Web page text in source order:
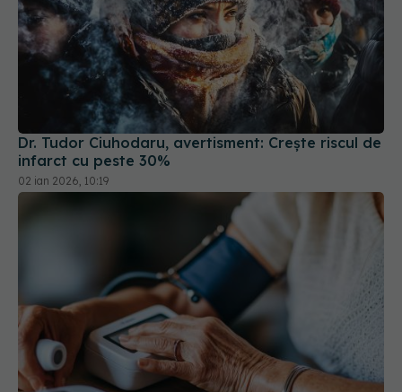
Dr. Tudor Ciuhodaru, avertisment: Crește riscul de
infarct cu peste 30%
02 ian 2026, 10:19